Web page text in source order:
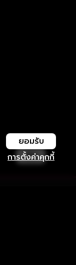
การตั้งค่าคุกกี้
ยอมรับ
เปิด